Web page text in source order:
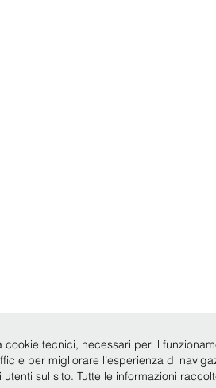
cookie tecnici, necessari per il
e per migliorare l’esperienza di
sul sito. Tutte le informazioni